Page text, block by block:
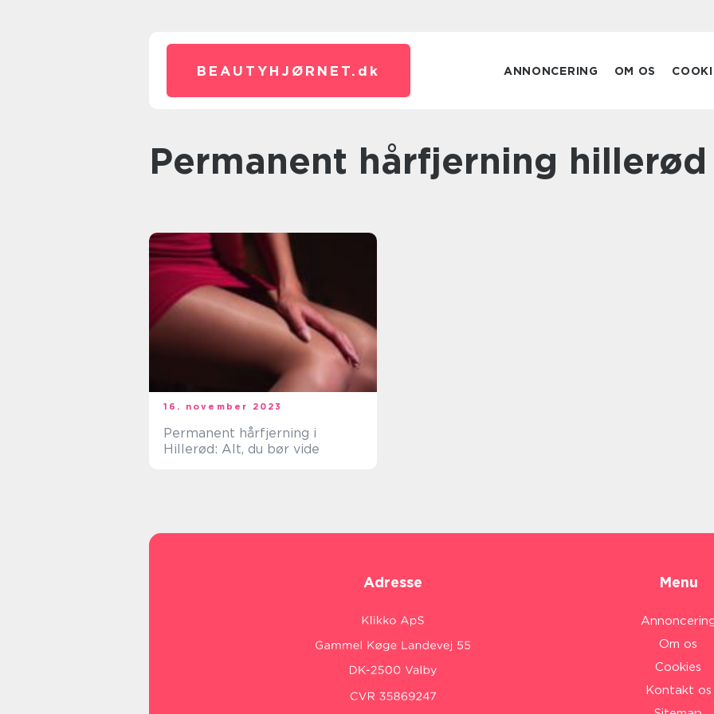
BEAUTYHJØRNET. dk ANNONCERING OM OS
permanent hårfjerning hillerød
16. november 2023
Permanent hårfjerning i
Hillerød: Alt, du bør vide
Adresse Menu
Om os
Cookies
Kontakt os